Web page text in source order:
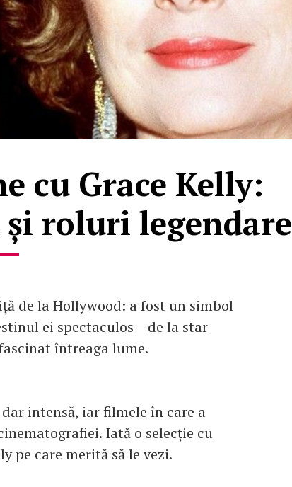
cu Grace Kelly:
roluri legendare
de la Hollywood: a fost un simbol
ei spectaculos – de la star
întreaga lume.
intensă, iar filmele în care a
Iată o selecție cu
pe care merită să le vezi.